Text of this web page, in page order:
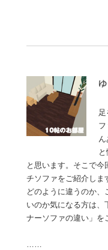
足
フ
ん
と思います。そこで今
チソファをご紹介しま
どのように違うのか、
いのか気になる方は、
ナーソファの違い」を
……